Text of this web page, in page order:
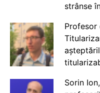
strânse
Profesor
Sorin